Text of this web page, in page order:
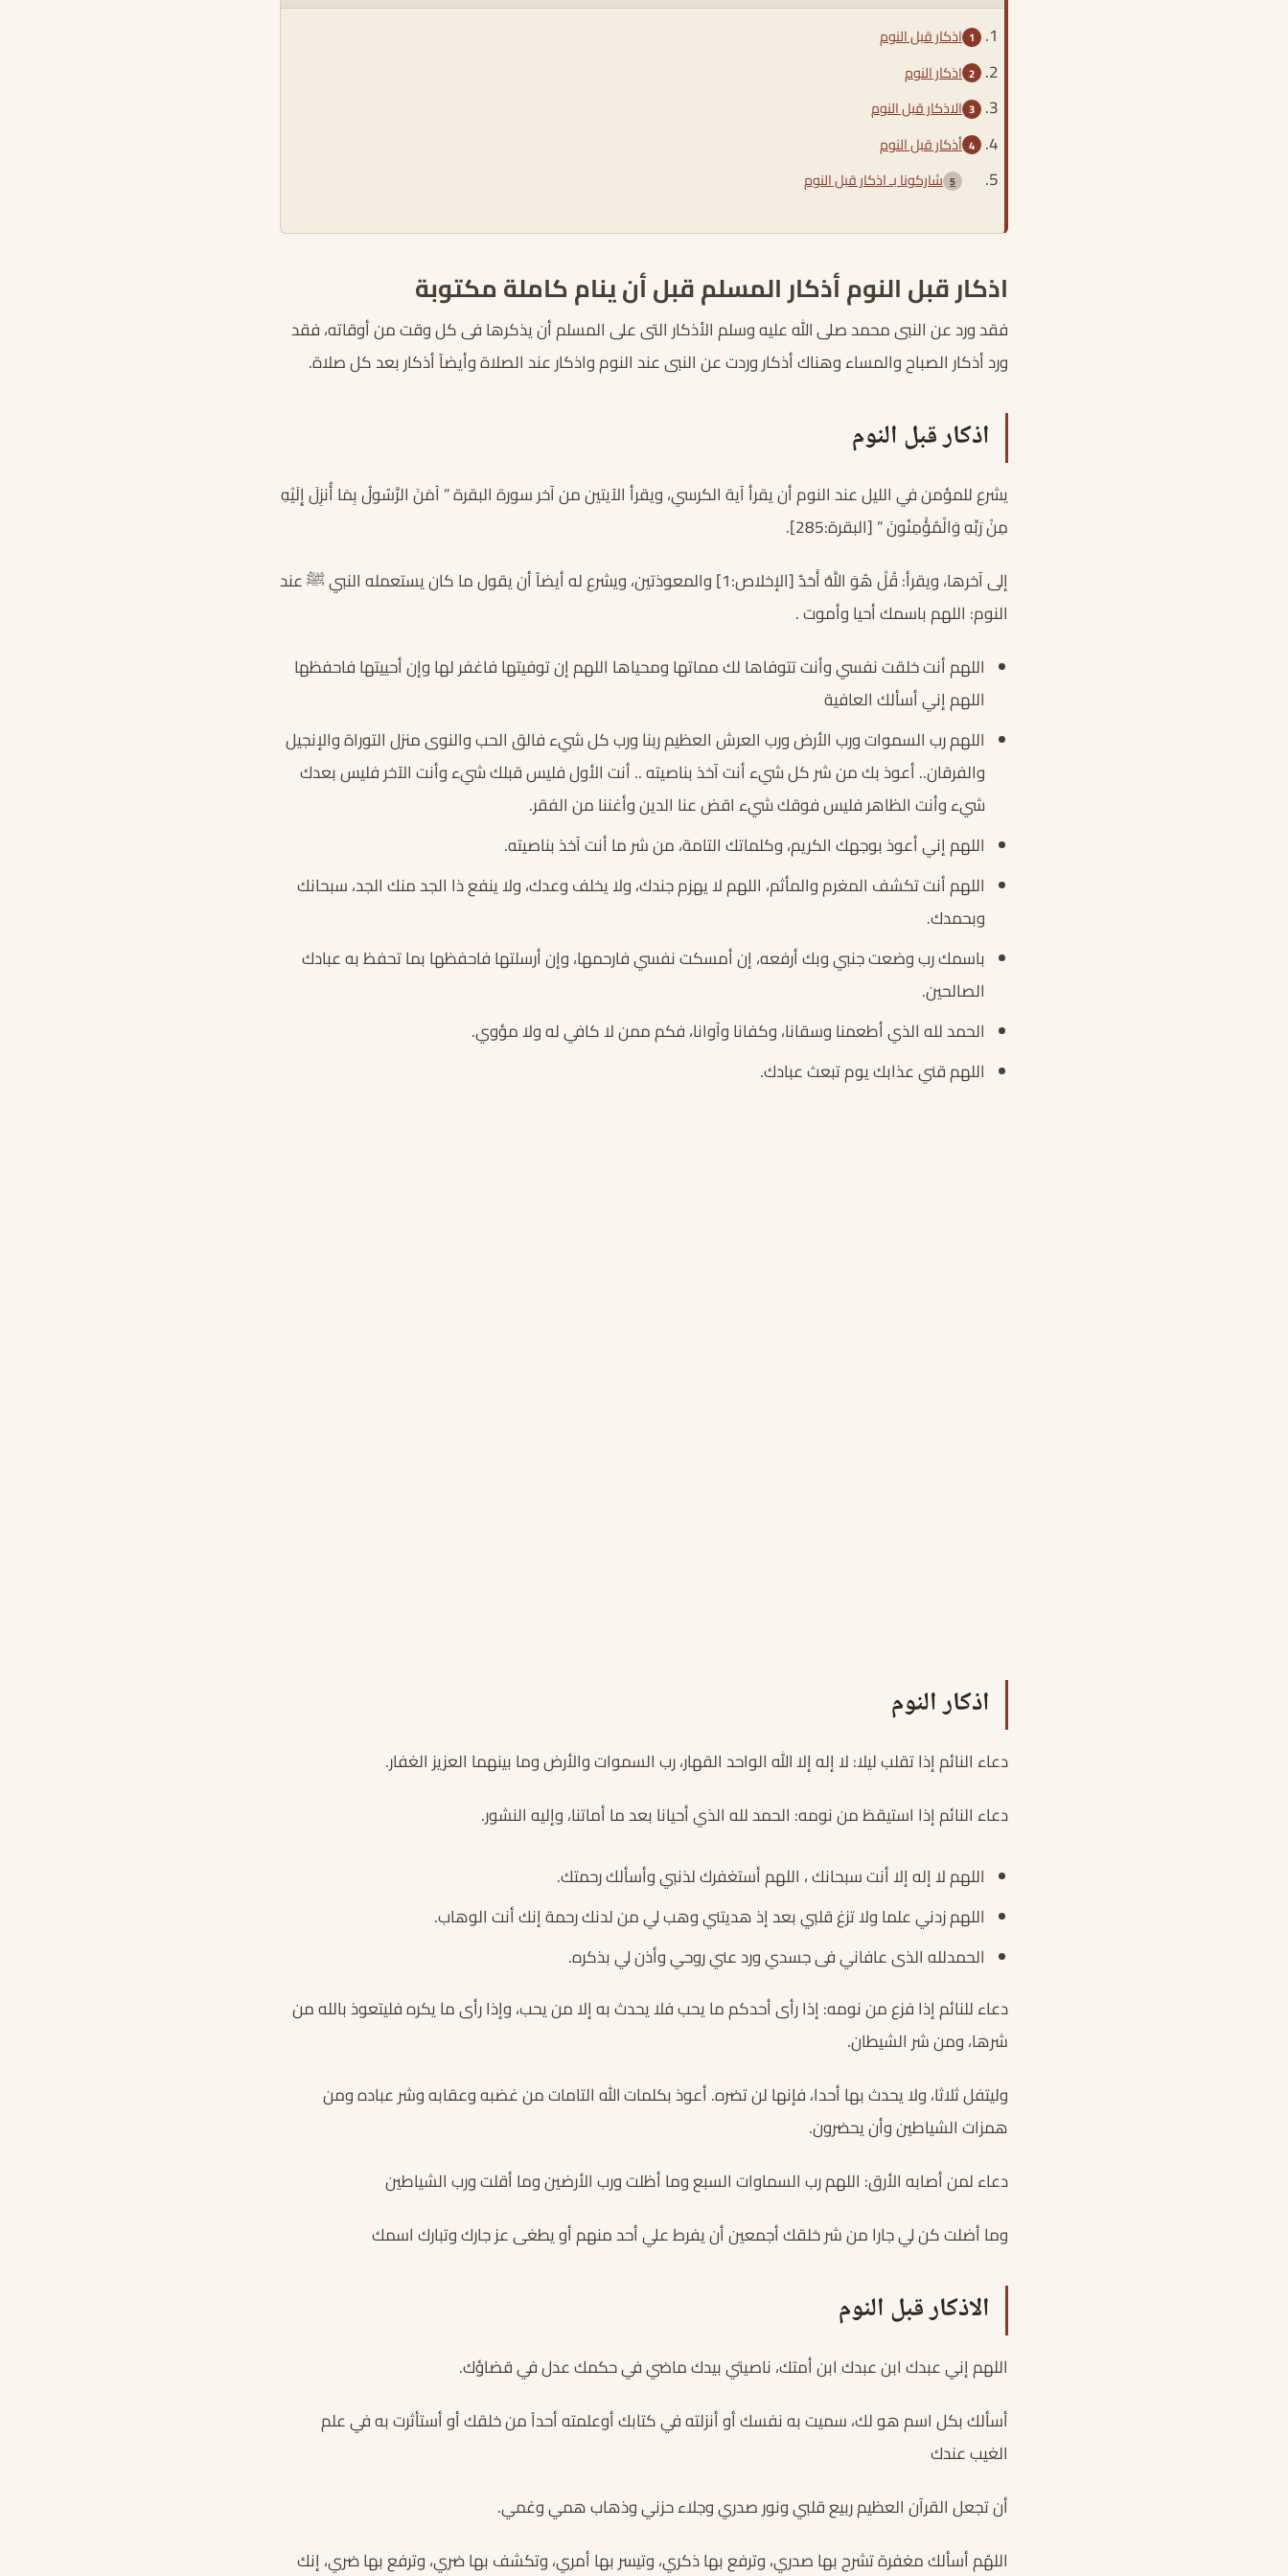
اذكار قبل النوم
اذكار النوم
الاذكار قبل النوم
أذكار قبل النوم
شاركونا بـ اذكار قبل النوم
اذكار قبل النوم أذكار المسلم قبل أن ينام كاملة مكتوبة
فقد ورد عن النبى محمد صلى الله عليه وسلم الأذكار التى على المسلم أن يذكرها فى كل وقت من أوقاته، فقد
ورد أذكار الصباح والمساء وهناك أذكار وردت عن النبى عند النوم واذكار عند الصلاة وأيضاً أذكار بعد كل صلاة.
اذكار قبل النوم
يشرع للمؤمن في الليل عند النوم أن يقرأ آية الكرسي، ويقرأ الآيتين من آخر سورة البقرة ”آمَنَ الرَّسُولُ بِمَا أُنزِلَ إِلَيْهِ
مِنْ رَبِّهِ وَالْمُؤْمِنُونَ” [البقرة:285].
إلى آخرها، ويقرأ:قُلْ هُوَ اللَّهُ أَحَدٌ
[الإخلاص:1] والمعوذتين، ويشرع له أيضاً أن يقول ما كان يستعمله النبي ﷺ عند
النوم: اللهم باسمك أحيا وأموت.
اللهم أنت خلقت نفسي وأنت تتوفاها لك مماتها ومحياها اللهم إن توفيتها فاغفر لها وإن أحييتها فاحفظها
اللهم إني أسألك العافية
اللهم رب السموات ورب الأرض ورب العرش العظيم ربنا ورب كل شيء فالق الحب والنوى منزل التوراة والإنجيل
والفرقان.. أعوذ بك من شر كل شيء أنت آخذ بناصيته .. أنت الأول فليس قبلك شيء وأنت الآخر فليس بعدك
شيء وأنت الظاهر فليس فوقك شيء اقض عنا الدين وأغننا من الفقر.
اللهم إني أعوذ بوجهك الكريم، وكلماتك التامة، من شر ما أنت آخذ بناصيته.
اللهم أنت تكشف المغرم والمأثم، اللهم لا يهزم جندك، ولا يخلف وعدك، ولا ينفع ذا الجد منك الجد، سبحانك
وبحمدك.
باسمك رب وضعت جنبي وبك أرفعه، إن أمسكت نفسي فارحمها، وإن أرسلتها فاحفظها بما تحفظ به عبادك
الصالحين.
الحمد لله الذي أطعمنا وسقانا، وكفانا وآوانا، فكم ممن لا كافي له ولا مؤوي.
اللهم قني عذابك يوم تبعث عبادك.
اذكار النوم
دعاء النائم إذا تقلب ليلا: لا إله إلا الله الواحد القهار، رب السموات والأرض وما بينهما العزيز الغفار.
دعاء النائم إذا استيقظ من نومه: الحمد لله الذي أحيانا بعد ما أماتنا، وإليه النشور.
اللهم لا إله إلا أنت سبحانك ، اللهم أستغفرك لذنبي وأسألك رحمتك.
اللهم زدني علما ولا تزغ قلبي بعد إذ هديتني وهب لي من لدنك رحمة إنك أنت الوهاب.
الحمدلله الذى عافاني فى جسدي ورد عني روحي وأذن لي بذكره.
دعاء للنائم إذا فزع من نومه: إذا رأى أحدكم ما يحب فلا يحدث به إلا من يحب، وإذا رأى ما يكره فليتعوذ بالله من
شرها، ومن شر الشيطان.
وليتفل ثلاثا، ولا يحدث بها أحدا، فإنها لن تضره. أعوذ بكلمات الله التامات من غضبه وعقابه وشر عباده ومن
همزات الشياطين وأن يحضرون.
دعاء لمن أصابه الأرق: اللهم رب السماوات السبع وما أظلت ورب الأرضين وما أقلت ورب الشياطين
وما أضلت كن لي جارا من شر خلقك أجمعين أن يفرط علي أحد منهم أو يطغى عز جارك وتبارك اسمك
الاذكار قبل النوم
اللهم إني عبدك ابن عبدك ابن أمتك، ناصيتي بيدك ماضي في حكمك عدل في قضاؤك.
أسألك بكل اسم هو لك، سميت به نفسك أو أنزلته في كتابك أوعلمته أحداً من خلقك أو أستأثرت به في علم
الغيب عندك
أن تجعل القرآن العظيم ربيع قلبي ونور صدري وجلاء حزني وذهاب همي وغمي.
اللهُم أسألك مغفرة تشرح بها صدري، وترفع بها ذكري، وتيسر بها أمري، وتكشف بها ضري، وترفع بها ضري، إنك